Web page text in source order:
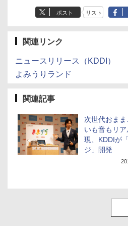
ポスト リスト
関連リンク
ニュースリリース（KDDI）
よみうりランド
関連記事
次世代おま
いも音もリ
現、KDDIが
ジ」開発